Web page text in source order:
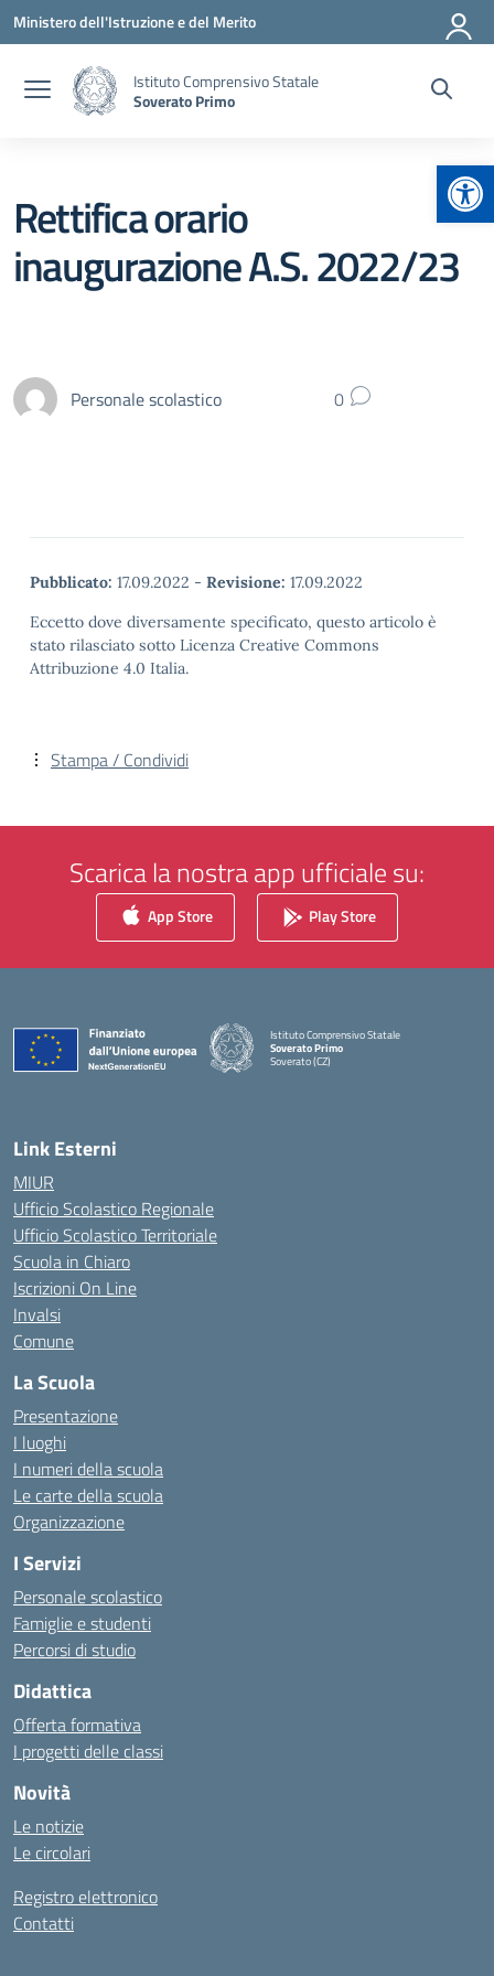
Vai ai contenuti
Vai al menu di navigazione
Vai al footer
Ministero dell'Istruzione e del Merito
Istituto Comprensivo Statale
Soverato Primo
Rettifica orario
inaugurazione A.S. 2022/23
Personale scolastico 0
Pubblicato: 17.09.2022 - Revisione: 17.09.2022
Eccetto dove diversamente specificato, questo articolo è
stato rilasciato sotto Licenza Creative Commons
Attribuzione 4.0 Italia.
Stampa / Condividi
Scarica la nostra app ufficiale su:
App Store Play Store
Istituto Comprensivo Statale
Soverato Primo
Soverato (CZ)
Link Esterni
MIUR
Ufficio Scolastico Regionale
Ufficio Scolastico Territoriale
Scuola in Chiaro
Iscrizioni On Line
Invalsi
Comune
La Scuola
Presentazione
I luoghi
I numeri della scuola
Le carte della scuola
Organizzazione
I Servizi
Personale scolastico
Famiglie e studenti
Percorsi di studio
Didattica
Offerta formativa
I progetti delle classi
Novità
Le notizie
Le circolari
Registro elettronico
Contatti